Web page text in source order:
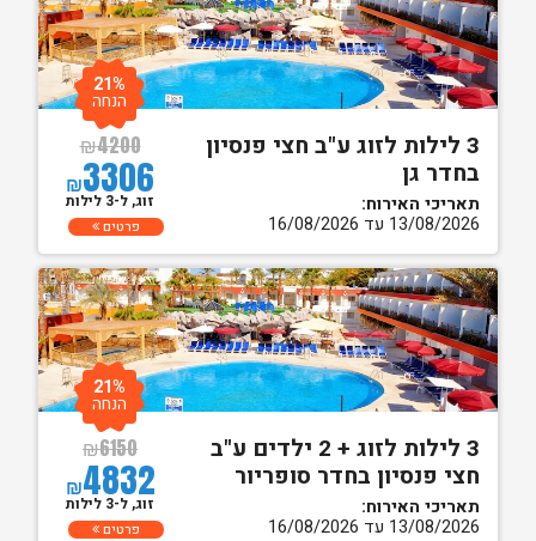
3 לילות לזוג ע"ב חצי פנסיון
בחדר גן
תאריכי האירוח:
13/08/2026 עד 16/08/2026
₪4200
₪3306
21%
הנחה
זוג, ל-3 לילות
פרטים
3 לילות לזוג + 2 ילדים ע"ב
חצי פנסיון בחדר סופריור
תאריכי האירוח:
13/08/2026 עד 16/08/2026
₪6150
₪4832
21%
הנחה
זוג, ל-3 לילות
פרטים